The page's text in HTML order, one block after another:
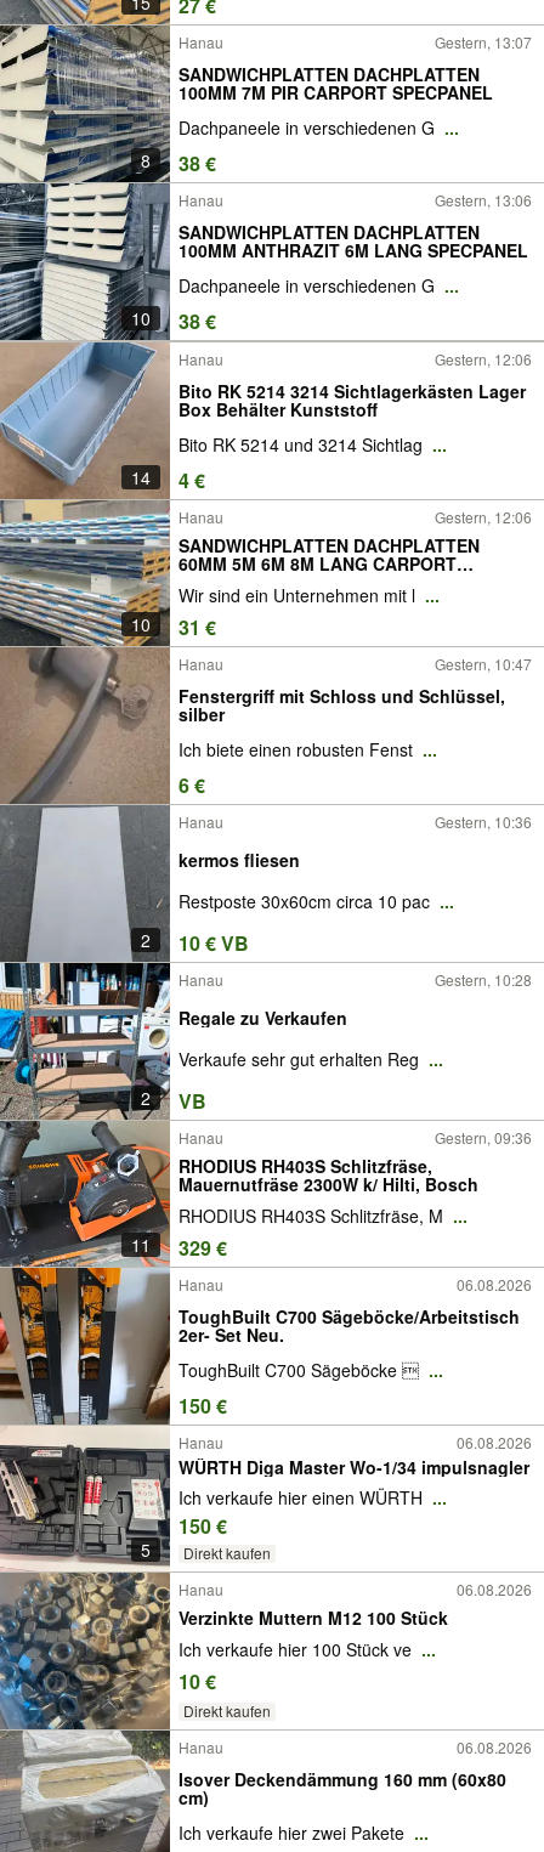
8
Hanau Gestern, 13:07
SANDWICHPLATTEN DACHPLATTEN
100MM 7M PIR CARPORT SPECPANEL
Dachpaneele in verschiedenen G ...
38 €
10
Hanau Gestern, 13:06
SANDWICHPLATTEN DACHPLATTEN
100MM ANTHRAZIT 6M LANG SPECPANEL
Dachpaneele in verschiedenen G ...
38 €
14
Hanau Gestern, 12:06
Bito RK 5214 3214 Sichtlagerkästen Lager
Box Behälter Kunststoff
Bito RK 5214 und 3214 Sichtlag ...
4 €
10
Hanau Gestern, 12:06
SANDWICHPLATTEN DACHPLATTEN
60MM 5M 6M 8M LANG CARPORT
Wir sind ein Unternehmen mit l ...
31 €
Hanau Gestern, 10:47
Fenstergriff mit Schloss und Schlüssel,
silber
Ich biete einen robusten Fenst ...
6 €
2
Hanau Gestern, 10:36
kermos fliesen
Restposte 30x60cm circa 10 pac ...
10 € VB
2
Hanau Gestern, 10:28
Regale zu Verkaufen
Verkaufe sehr gut erhalten Reg ...
VB
11
Hanau Gestern, 09:36
RHODIUS RH403S Schlitzfräse,
Mauernutfräse 2300W k/ Hilti, Bosch
RHODIUS RH403S Schlitzfräse, M ...
329 €
Hanau 06.08.2026
ToughBuilt C700 Sägeböcke/Arbeitstisch
2er- Set Neu.
ToughBuilt C700 Sägeböcke  ...
150 €
5
Hanau 06.08.2026
WÜRTH Diga Master Wo-1/34 impulsnagler
Ich verkaufe hier einen WÜRTH ...
150 €
Direkt kaufen
Hanau
06.08.2026
Verzinkte Muttern M12 100 Stück
Ich verkaufe hier 100 Stück ve ...
10 €
Direkt kaufen
Hanau 06.08.2026
Isover Deckendämmung 160 mm (60x80
cm)
Ich verkaufe hier zwei Pakete ...